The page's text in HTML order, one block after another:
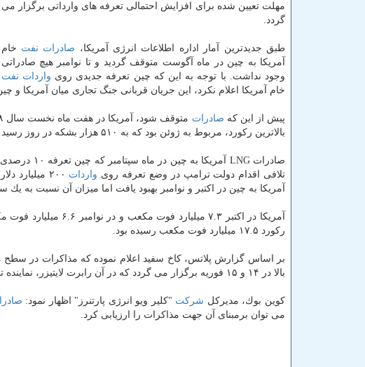
مهلت تعیین شده برای افزایش احتمالی تعرفه های وارداتی برگزار می
گردد.
طبق جدیدترین آمار اداره اطلاعات انرژی آمریكا، صادرات نفت خام
آمریكا به چین در ماه آگوست متوقف گردید و تا نوامبر هیچ صادراتی
وجود نداشت. با توجه به این كه چین تعرفه جدیدی روی واردات نفت
خام آمریكا اعلام نكرد، این جریان قربانی جنگ تجاری میان آمریكا و
پیش از این كه صادرات متوقف شود، آمریكا در هفت ماه نخست سال ۲۰۱۸ بطور متوسط ۳۷۷ هزار بشكه در روز
بالاترین ركورد، مربوط به ژوئن بود كه به ۵۱۰ هزار بشكه در روز رسید.
صادرات LNG آمریكا به چین در ماه سپتامبر كه چین تعرفه ۱۰ درصدی روی
تلافی اقدام دولت ترامپ در وضع تعرفه روی واردات
آمریكا به چین در اكتبر و نوامبر بهبود یافت اما میزان آن نسبت به یك
ركورد ۱۷.۵ میلیارد فوت مكعب رسیده بود.
بر اساس گزارش پلاتس، كاخ سفید اعلام نموده كه مذاكرات در
بالا در ۱۴ و ۱۵ فوریه برگزار می گردد كه در آن رابرت لایتیزر، نماینده تجاری آمریكا و استیون منوچین، وزیر خزانه داری این
كوین بوك، مدیركل شركت "كلیر ویو انرژی پارتنرز" اظهار نمود:
می توان برمبنای آن جهت مذاكرات را ارزیابی كرد.